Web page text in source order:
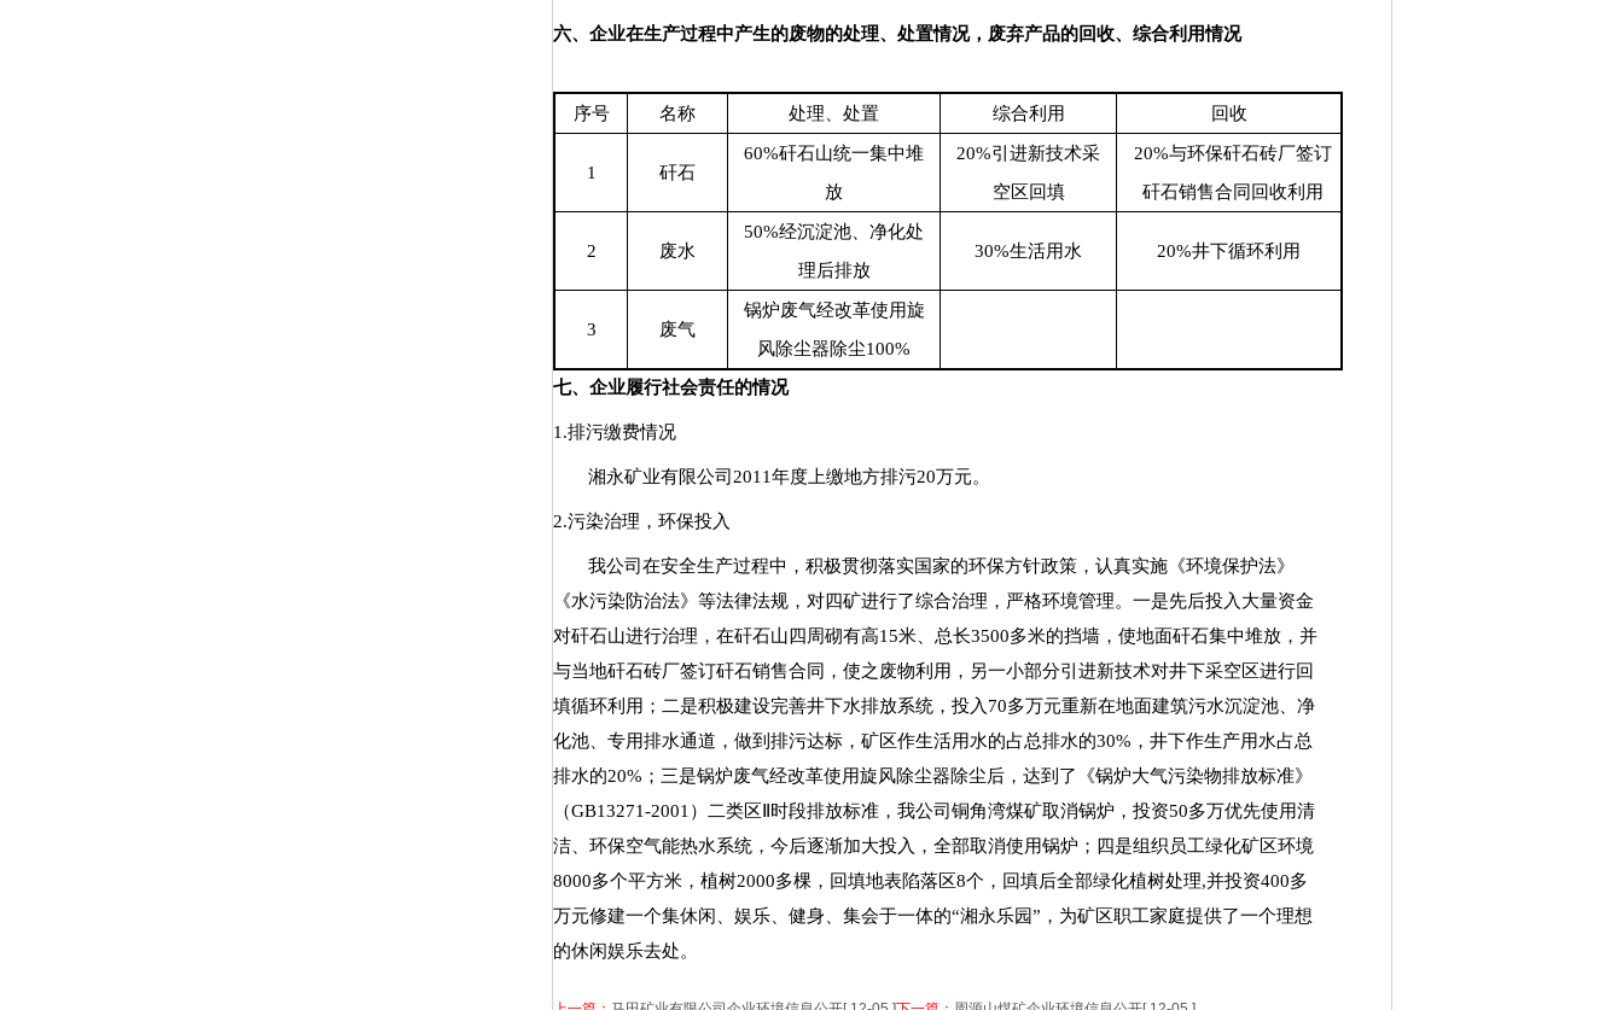
六、 企业在生产过程中产生的废物的处理、处置情况，废弃产品的回收、综合利用情况
序号 名称 处理、处置 综合利用 回收
1 矸石
60%矸石山统一集中堆
放
20%引进新技术采
空区回填
20%与环保矸石砖厂签订
矸石销售合同回收利用
2 废水
50%经沉淀池、净化处
理后排放
30%生活用水 20%井下循环利用
3 废气
锅炉废气经改革使用旋
风除尘器除尘100%
七、企业履行社会责任的情况
1.排污缴费情况
湘永矿业有限公司 2011年度上缴地方排污20万元。
2.污染治理，环保投入
我公司在安全生产过程中，积极贯彻落实国家的环保方针政策，认真实施《环境保护法》
《水污染防治法》等法律法规，对四矿进行了综合治理，严格环境管理。一是先后投入大量资金
对矸石山进行治理，在矸石山四周砌有高15米、总长3500多米的挡墙，使地面矸石集中堆放，并
与当地矸石砖厂签订矸石销售合同，使之废物利用，另一小部分引进新技术对井下采空区进行回
填循环利用；二是积极建设完善井下水排放系统，投入 70多万元重新在地面建筑污水沉淀池、净
化池、专用排水通道，做到排污达标，矿区作生活用水的占总排水的30% ，井下作生产用水占总
排水的20% ；三是锅炉废气经改革使用旋风除尘器除尘后，达到了《锅炉大气污染物排放标准》
（GB13271-2001 ）二类区 时段排放标准，我公司铜角湾煤矿取消锅炉，投资50多万优先使用清
洁、环保空气能热水系统，今后逐渐加大投入，全部取消使用锅炉；四是组织员工绿化矿区环境
8000多个平方米，植树2000多棵，回填地表陷落区8个，回填后全部绿化植树处理,并投资400多
万元修建一个集休闲、娱乐、健身、集会于一体的“湘永乐园” ，为矿区职工家庭提供了一个理想
的休闲娱乐去处。